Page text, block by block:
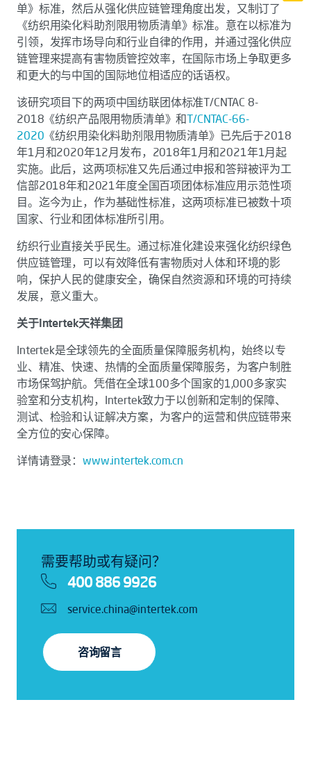
单》标准，然后从强化供应链管理角度出发，又制订了
《纺织用染化料助剂限用物质清单》标准。意在以标准为
引领，发挥市场导向和行业自律的作用，并通过强化供应
链管理来提高有害物质管控效率，在国际市场上争取更多
和更大的与中国的国际地位相适应的话语权。
该研究项目下的两项中国纺联团体标准T/CNTAC 8-
2018《纺织产品限用物质清单》和T/CNTAC-66-
2020 《纺织用染化料助剂限用物质清单》已先后于2018
年1月和2020年12月发布，2018年1月和2021年1月起
实施。此后，这两项标准又先后通过申报和答辩被评为工
信部2018年和2021年度全国百项团体标准应用示范性项
目。迄今为止，作为基础性标准，这两项标准已被数十项
国家、行业和团体标准所引用。
纺织行业直接关乎民生。通过标准化建设来强化纺织绿色
供应链管理，可以有效降低有害物质对人体和环境的影
响，保护人民的健康安全，确保自然资源和环境的可持续
发展，意义重大。
关于Intertek天祥集团
Intertek是全球领先的全面质量保障服务机构，始终以专
业、精准、快速、热情的全面质量保障服务，为客户制胜
市场保驾护航。凭借在全球100多个国家的1,000多家实
验室和分支机构，Intertek致力于以创新和定制的保障、
测试、检验和认证解决方案，为客户的运营和供应链带来
全方位的安心保障。
详情请登录：www.intertek.com.cn
需要帮助或有疑问？
400 886 9926
service.china@intertek.com
咨询留言